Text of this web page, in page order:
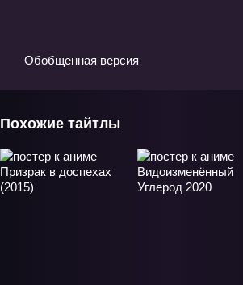
Обобщенная версия
Похожие тайтлы